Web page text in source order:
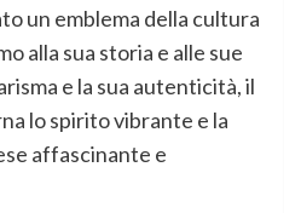
un emblema della cultura
alla sua storia e alle sue
e la sua autenticità, il
lo spirito vibrante e la
affascinante e